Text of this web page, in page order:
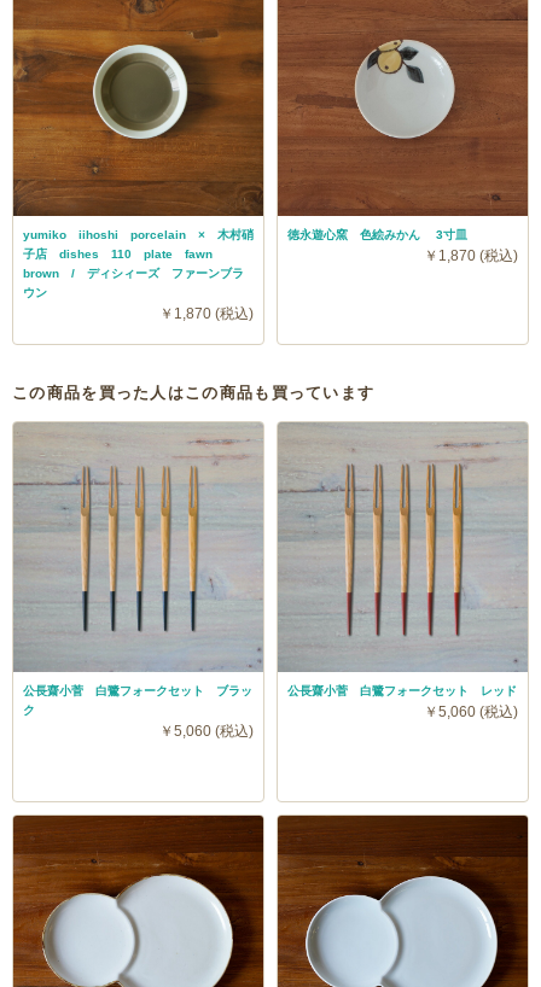
yumiko iihoshi porcelain × 木村硝
子店 dishes 110 plate fawn
brown / ディシィーズ ファーンブラ
ウン
￥1,870 (税込)
徳永遊心窯 色絵みかん 3寸皿
￥1,870 (税込)
この商品を買った人はこの商品も買っています
公長齋小菅 白鷺フォークセット ブラッ
ク
￥5,060 (税込)
公長齋小菅 白鷺フォークセット レッド
￥5,060 (税込)